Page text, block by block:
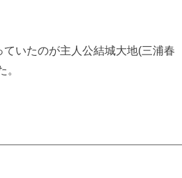
いたのが主人公結城大地(三浦春